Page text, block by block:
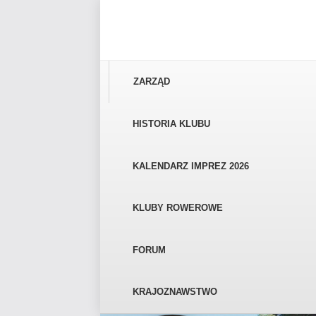
ZARZĄD
HISTORIA KLUBU
KALENDARZ IMPREZ 2026
KLUBY ROWEROWE
FORUM
KRAJOZNAWSTWO